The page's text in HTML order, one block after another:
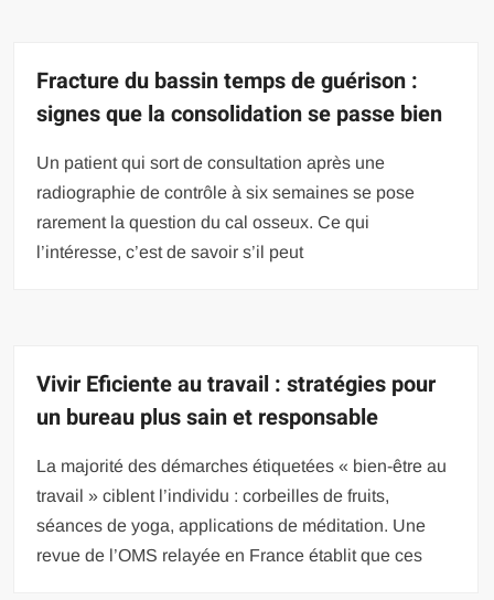
Fracture du bassin temps de guérison :
signes que la consolidation se passe bien
Un patient qui sort de consultation après une
radiographie de contrôle à six semaines se pose
rarement la question du cal osseux. Ce qui
l’intéresse, c’est de savoir s’il peut
Vivir Eficiente au travail : stratégies pour
un bureau plus sain et responsable
La majorité des démarches étiquetées « bien-être au
travail » ciblent l’individu : corbeilles de fruits,
séances de yoga, applications de méditation. Une
revue de l’OMS relayée en France établit que ces